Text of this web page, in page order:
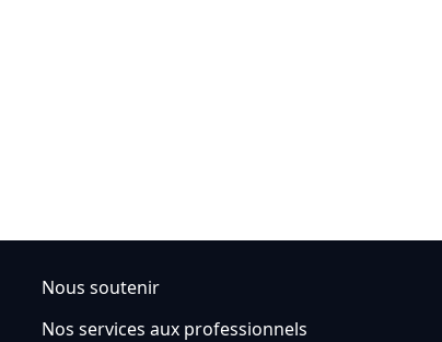
Nous soutenir
Nos services aux professionnels